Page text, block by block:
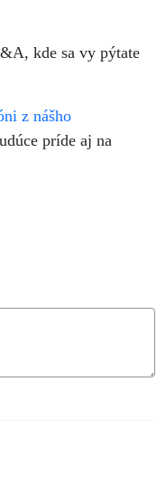
kde sa vy pýtate
z nášho
príde aj na